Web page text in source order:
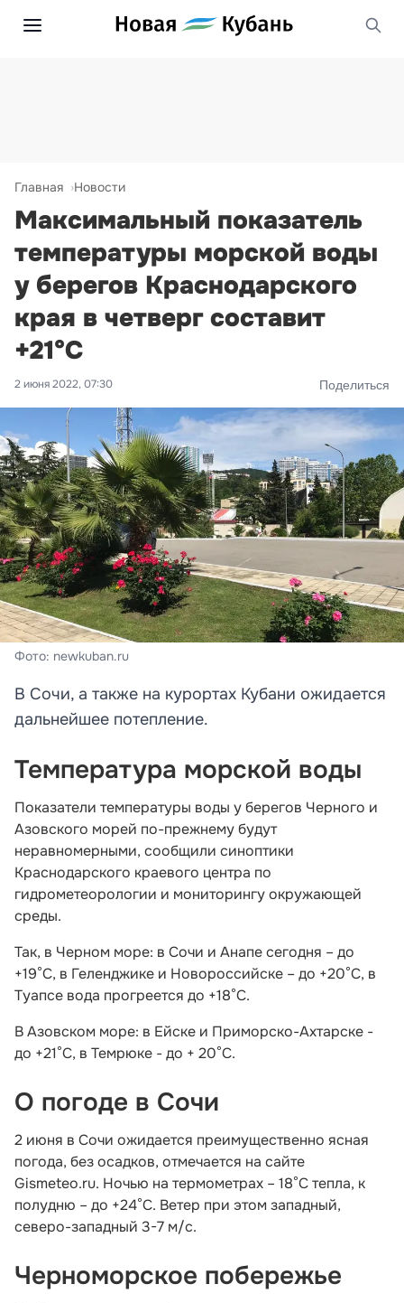
Главная Новости
Максимальный показатель
температуры морской воды
у берегов Краснодарского
края в четверг составит
+21°C
2 июня 2022, 07:30 Поделиться
Фото: newkuban.ru
В Сочи, а также на курортах Кубани ожидается
дальнейшее потепление.
Температура морской воды
Показатели температуры воды у берегов Черного и
Азовского морей по-прежнему будут
неравномерными, сообщили синоптики
Краснодарского краевого центра по
гидрометеорологии и мониторингу окружающей
среды.
Так, в Черном море: в Сочи и Анапе сегодня – до
+19°C, в Геленджике и Новороссийске – до +20°C, в
Туапсе вода прогреется до +18°C.
В Азовском море: в Ейске и Приморско-Ахтарске -
до +21°C, в Темрюке - до + 20°C.
О погоде в Сочи
2 июня в Сочи ожидается преимущественно ясная
погода, без осадков, отмечается на сайте
Gismeteo.ru. Ночью на термометрах – 18°C тепла, к
полудню – до +24°C. Ветер при этом западный,
северо-западный 3-7 м/с.
Черноморское побережье